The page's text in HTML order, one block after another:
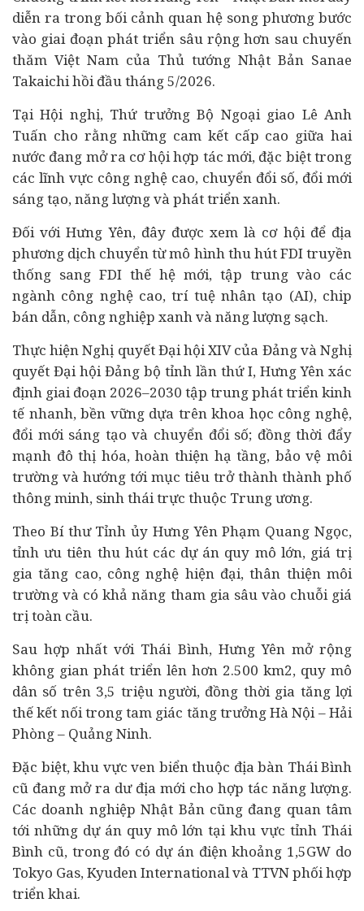
diễn ra trong bối cảnh quan hệ song phương bước
vào giai đoạn phát triển sâu rộng hơn sau chuyến
thăm Việt Nam của Thủ tướng Nhật Bản Sanae
Takaichi hồi đầu tháng 5/2026.
Tại Hội nghị, Thứ trưởng Bộ Ngoại giao Lê Anh
Tuấn cho rằng những cam kết cấp cao giữa hai
nước đang mở ra cơ hội hợp tác mới, đặc biệt trong
các lĩnh vực công nghệ cao, chuyển đổi số, đổi mới
sáng tạo, năng lượng và phát triển xanh.
Đối với Hưng Yên, đây được xem là cơ hội để địa
phương dịch chuyển từ mô hình thu hút FDI truyền
thống sang FDI thế hệ mới, tập trung vào các
ngành công nghệ cao, trí tuệ nhân tạo (AI), chip
bán dẫn, công nghiệp xanh và năng lượng sạch.
Thực hiện Nghị quyết Đại hội XIV của Đảng và Nghị
quyết Đại hội Đảng bộ tỉnh lần thứ I, Hưng Yên xác
định giai đoạn 2026–2030 tập trung phát triểnkinh
tế nhanh, bền vững dựa trên khoa học công nghệ,
đổi mới sáng tạo và chuyển đổi số; đồng thời đẩy
mạnh đô thị hóa, hoàn thiện hạ tầng, bảo vệ môi
trường và hướng tới mục tiêu trở thành thành phố
thông minh, sinh thái trực thuộc Trung ương.
Theo Bí thư Tỉnh ủy Hưng Yên Phạm Quang Ngọc,
tỉnh ưu tiên thu hút các dự án quy mô lớn, giá trị
gia tăng cao, công nghệ hiện đại, thân thiện môi
trường và có khả năng tham gia sâu vào chuỗi giá
trị toàn cầu.
Sau hợp nhất với Thái Bình, Hưng Yên mở rộng
không gian phát triển lên hơn 2.500 km2, quy mô
dân số trên 3,5 triệu người, đồng thời gia tăng lợi
thế kết nối trong tam giác tăng trưởng Hà Nội – Hải
Phòng – Quảng Ninh.
Đặc biệt, khu vực ven biển thuộc địa bàn Thái Bình
cũ đang mở ra dư địa mới cho hợp tác năng lượng.
Các doanh nghiệp Nhật Bản cũng đang quan tâm
tới những dự án quy mô lớn tại khu vực tỉnh Thái
Bình cũ, trong đó có dự án điện khoảng 1,5GW do
Tokyo Gas, Kyuden International và TTVN phối hợp
triển khai.